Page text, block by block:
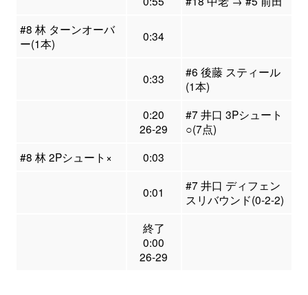
#8 林 ターンオーバ
ー(1本)
0:34
0:33
#6 後藤 スティール
(1本)
0:20
26-29
#7 井口 3Pシュート
○(7点)
#8 林 2Pシュート×
0:03
0:01
#7 井口 ディフェン
スリバウンド(0-2-2)
終了
0:00
26-29